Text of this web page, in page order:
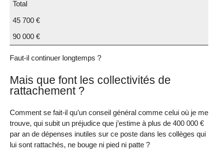
Total
45 700 €
90 000 €
Faut-il continuer longtemps ?
Mais que font les collectivités de
rattachement ?
Comment se fait-il qu’un conseil général comme celui où je me
trouve, qui subit un préjudice que j’estime à plus de 400 000 €
par an de dépenses inutiles sur ce poste dans les collèges qui
lui sont rattachés, ne bouge ni pied ni patte ?